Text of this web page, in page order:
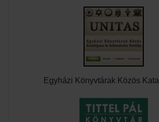
Egyházi Könyvtárak Közös